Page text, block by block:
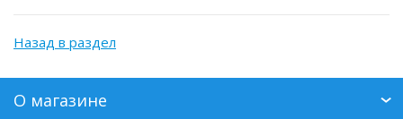
Назад в раздел
О магазине